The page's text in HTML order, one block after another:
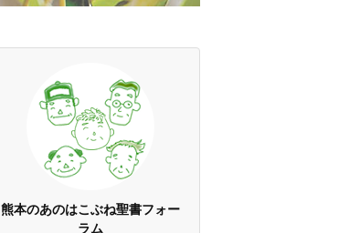
熊本のあのはこぶね聖書フォー
ラム